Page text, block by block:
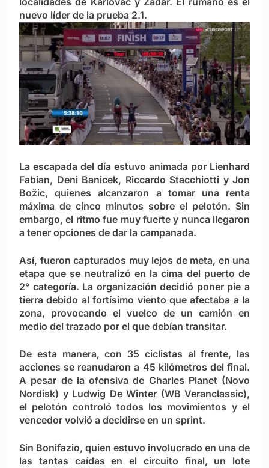
nuevo líder de la prueba 2.1.
La escapada del día estuvo animada por Lienhard
Fabian, Deni Banicek, Riccardo Stacchiotti y Jon
Božic, quienes alcanzaron a tomar una renta
máxima de cinco minutos sobre el pelotón. Sin
embargo, el ritmo fue muy fuerte y nunca llegaron
a tener opciones de dar la campanada.
Así, fueron capturados muy lejos de meta, en una
etapa que se neutralizó en la cima del puerto de
2° categoría. La organización decidió poner pie a
tierra debido al fortísimo viento que afectaba a la
zona, provocando el vuelco de un camión en
medio del trazado por el que debían transitar.
De esta manera, con 35 ciclistas al frente, las
acciones se reanudaron a 45 kilómetros del final.
A pesar de la ofensiva de Charles Planet (Novo
Nordisk) y Ludwig De Winter (WB Veranclassic),
el pelotón controló todos los movimientos y el
vencedor volvió a decidirse en un sprint.
Sin Bonifazio, quien estuvo involucrado en una de
las tantas caídas en el circuito final, un lote